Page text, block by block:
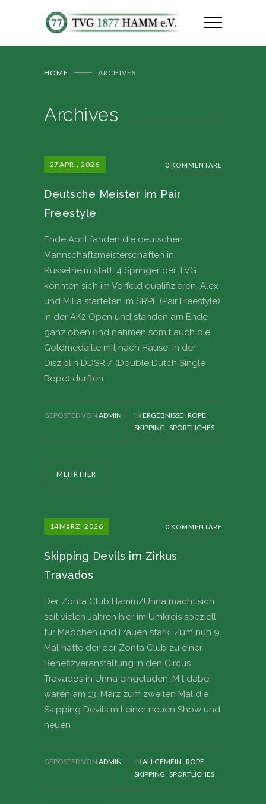
HOME ARCHIVES
Archives
27APR., 2026 0 KOMMENTARE
Deutsche Meister im Pair
Freestyle
Ende April fanden die deutschen
Mannschaftsmeisterschaften in
Rüsselheim statt. 4 Springer der TVG
konnten sich im Vorfeld qualifizieren. Alex
und Milla starteten im SRPF (Pair Freestyle)
in der AK2 Open und standen am Ende
ganz oben und nahmen somit auch die
Goldmedaille mit nach Hause. In der
Disziplin DDSR / (Double Dutch Single
Rope) durften
MEHR HIER
GEPOSTED VON ADMIN IN ERGEBNISSE ROPE
SKIPPING SPORTLICHES
14MäRZ, 2026 0 KOMMENTARE
Skipping Devils im Zirkus
Travados
Der Zonta Club Hamm/Unna macht sich
seit vielen Jahren hier im Umkreis speziell
für Mädchen und Frauen stark. Zum nun 9.
Mal hatte der der Zonta Club zu einer
Benefizveranstaltung in den Circus
Travados in Unna eingeladen. Mit dabei
waren am 13. März zum zweiten Mal die
Skipping Devils mit einer neuen Show und
neuen
GEPOSTED VON ADMIN IN ALLGEMEIN ROPE
SKIPPING SPORTLICHES